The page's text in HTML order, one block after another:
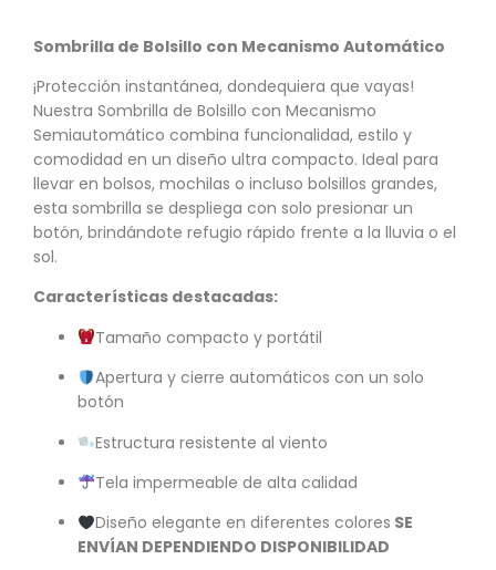
Sombrilla de Bolsillo con Mecanismo Automático
¡Protección instantánea, dondequiera que vayas!
Nuestra Sombrilla de Bolsillo con Mecanismo
Semiautomático combina funcionalidad, estilo y
comodidad en un diseño ultra compacto. Ideal para
llevar en bolsos, mochilas o incluso bolsillos grandes,
esta sombrilla se despliega con solo presionar un
botón, brindándote refugio rápido frente a la lluvia o el
sol.
Características destacadas:
Tamaño compacto y portátil
Apertura y cierre automáticos con un solo
botón
Estructura resistente al viento
Tela impermeable de alta calidad
Diseño elegante en diferentes colores SE
ENVÍAN DEPENDIENDO DISPONIBILIDAD